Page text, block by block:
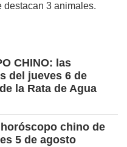
destacan 3 animales.
CHINO: las
del jueves 6 de
la Rata de Agua
chino de
5 de agosto